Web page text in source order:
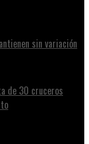
sin variación
de 30 cruceros